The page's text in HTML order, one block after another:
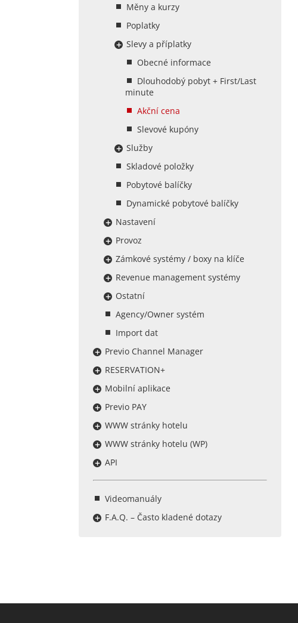
Měny a kurzy
Poplatky
Slevy a příplatky
Obecné informace
Dlouhodobý pobyt + First/Last
minute
Akční cena
Slevové kupóny
Služby
Skladové položky
Pobytové balíčky
Dynamické pobytové balíčky
Nastavení
Provoz
Zámkové systémy / boxy na klíče
Revenue management systémy
Ostatní
Agency/Owner systém
Import dat
Previo Channel Manager
RESERVATION+
Mobilní aplikace
Previo PAY
WWW stránky hotelu
WWW stránky hotelu (WP)
API
Videomanuály
F.A.Q. – Často kladené dotazy